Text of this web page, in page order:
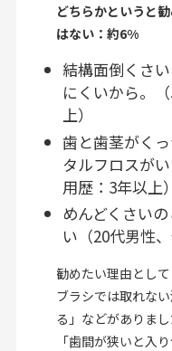
どちらかというと
はない：約6%
結構面倒くさ
にくいから。
上）
歯と歯茎がく
タルフロスが
用歴：3年以上）
めんどくさい
い（20代男性
勧めたい理由とし
ブラシでは取れな
る」などがありま
「歯間が狭いと入